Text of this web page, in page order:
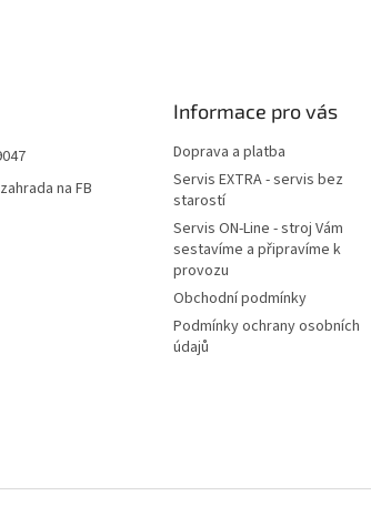
na FB
Informace pro vás
Doprava a platba
Servis EXTRA - servis bez
starostí
Servis ON-Line - stroj Vám
sestavíme a připravíme k
provozu
Obchodní podmínky
Podmínky ochrany osobních
údajů